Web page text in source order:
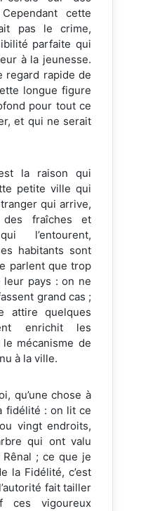
cette
pas le crime,
parfaite qui
à la jeunesse.
regard rapide de
longue figure
pour tout ce
et qui ne serait
la raison qui
petite ville qui
qui arrive,
fraîches et
l’entourent,
habitants sont
parlent que trop
leur pays : on ne
grand cas ;
attire quelques
enrichit les
mécanisme de
à la ville.
qu’une chose à
fidélité : on lit ce
vingt endroits,
qui ont valu
; ce que je
la Fidélité, c’est
fait tailler
ces vigoureux